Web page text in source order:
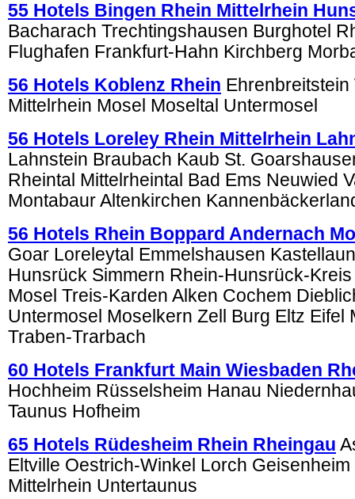
55 Hotels Bingen Rhein Mittelrhein
Bacharach Trechtingshausen Burghotel
Flughafen Frankfurt-Hahn Kirchberg
56 Hotels Koblenz Rhein Ehrenbreitstein
Mittelrhein Mosel Moseltal Untermosel
56 Hotels Loreley Rhein Mittelrhein
Lahnstein Braubach Kaub St.
Rheintal Mittelrheintal Bad Ems Neuwied
Montabaur Altenkirchen
56 Hotels Rhein Boppard Andernach
Goar Loreleytal Emmelshausen
Hunsrück Simmern Rhein-Hunsrück-
Mosel Treis-Karden Alken Cochem
Untermosel Moselkern Zell Burg Eltz Eifel
Traben-Trarbach
60 Hotels Frankfurt Main Wiesbaden
Hochheim Rüsselsheim Hanau
Taunus Hofheim
65 Hotels Rüdesheim Rhein Rheingau
Eltville Oestrich-Winkel Lorch Geisenheim
Mittelrhein Untertaunus